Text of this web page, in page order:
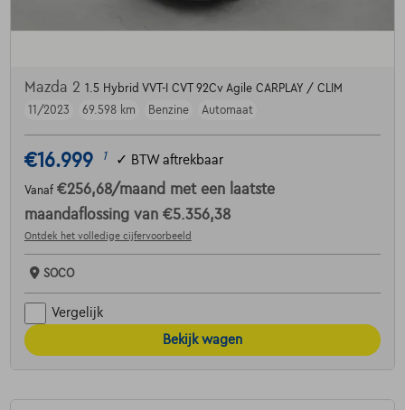
Mazda 2 1.5 Hybrid VVT-I CVT 92Cv Agile CARPLAY / CLIM
11/2023
69.598 km Benzine Automaat
€16.999 1 ✓ BTW aftrekbaar
Vanaf €256,68/maand met een laatste
maandaflossing van €5.356,38
Ontdek het volledige cijfervoorbeeld
SOCO
Vergelijk
Bekijk wagen